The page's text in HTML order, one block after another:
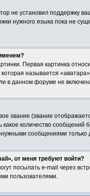
не установил
нужного языка пока не
Первая картинка
называется
в данном форуме не
звание (звание
какое количество
сообщениями только
от меня требуют войти?
посылать e-mail через
пользователями.